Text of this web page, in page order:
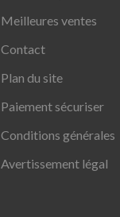
Meilleures ventes
Contact
Plan du site
Paiement sécuriser
Conditions générales
Avertissement légal